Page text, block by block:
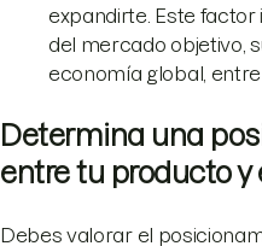
expandirte. Este factor
del mercado objetivo,
economía global, entre
Determina una
entre tu producto y
Debes valorar el